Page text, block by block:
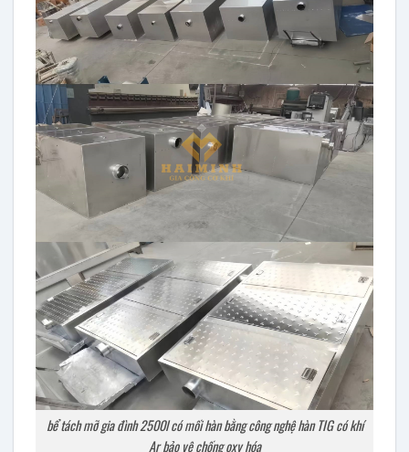
bể tách mỡ gia đình 2500l có mối hàn bằng công nghệ hàn TIG có khí
Ar bảo vệ chống oxy hóa